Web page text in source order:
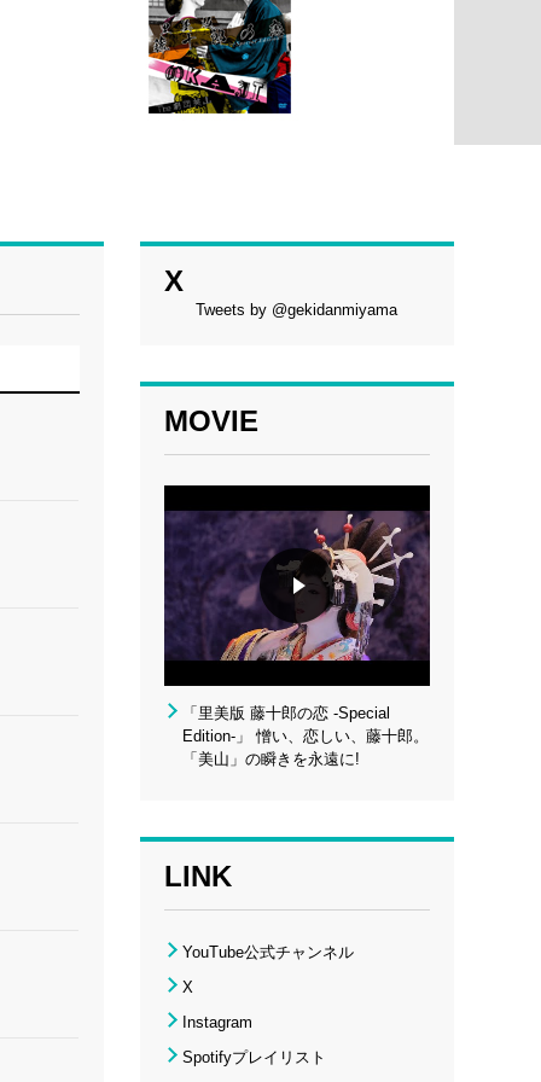
X
Tweets by @gekidanmiyama
MOVIE
「里美版 藤十郎の恋 -Special
Edition-」 憎い、恋しい、藤十郎。
「美山」の瞬きを永遠に!
LINK
YouTube公式チャンネル
X
Instagram
Spotifyプレイリスト